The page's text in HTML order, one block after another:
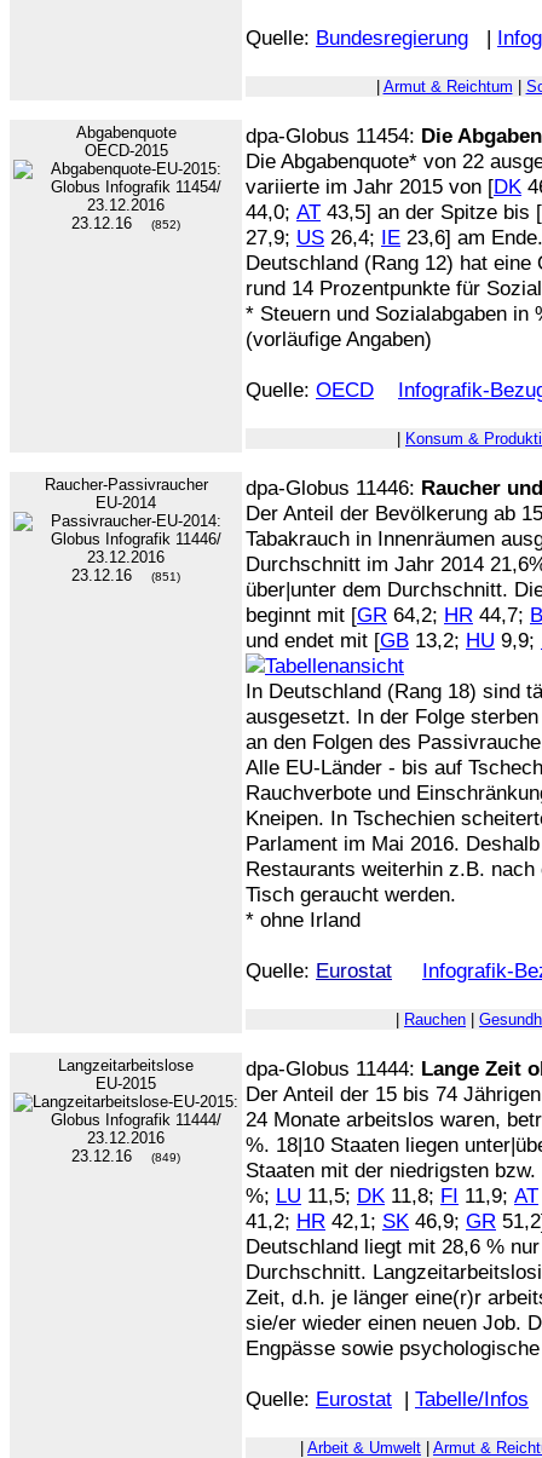
Quelle: Bundesregierung |
Armut & Reichtum
Abgabenquote
OECD-2015
23.12.16 (852)
dpa-Globus 11454: Die
Die Abgabenquote* von 22
variierte im Jahr 2015 von [DK
44,0; AT 43,5] an der Spitze bis [
27,9; US 26,4; IE 23,6] am
Deutschland (Rang 12) hat
rund 14 Prozentpunkte für
* Steuern und Sozialabgaben in
(vorläufige Angaben)
Quelle: OECD Infografik-
Konsum &
Raucher-Passivraucher
EU-2014
23.12.16 (851)
dpa-Globus 11446: Raucher
Der Anteil der Bevölkerung ab
Tabakrauch in Innenräumen
Durchschnitt im Jahr 2014
über|unter dem Durchschnitt.
beginnt mit [GR 64,2; HR 44,7;
und endet mit [GB 13,2; HU 9,9;
In Deutschland (Rang 18) sind
ausgesetzt. In der Folge
an den Folgen des
Alle EU-Länder - bis auf
Rauchverbote und
Kneipen. In Tschechien
Parlament im Mai 2016.
Restaurants weiterhin z.B.
Tisch geraucht werden.
* ohne Irland
Quelle: Eurostat Infografik-
Rauchen
Langzeitarbeitslose
EU-2015
23.12.16 (849)
dpa-Globus 11444: Lange Zeit
Der Anteil der 15 bis 74
24 Monate arbeitslos waren,
%. 18|10 Staaten liegen
Staaten mit der niedrigsten
%; LU 11,5; DK 11,8; FI 11,9; AT
41,2; HR 42,1; SK 46,9; GR
Deutschland liegt mit 28,6 %
Durchschnitt.
Zeit, d.h. je länger eine(r)r
sie/er wieder einen neuen Job.
Engpässe sowie
Quelle: Eurostat | Tabelle/Infos
Arbeit & Umwelt Armut &